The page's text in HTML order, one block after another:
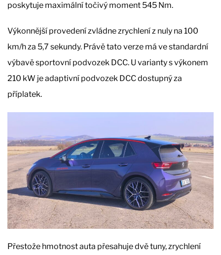
poskytuje maximální točivý moment 545 Nm.
Výkonnější provedení zvládne zrychlení z nuly na 100
km/h za 5,7 sekundy. Právě tato verze má ve standardní
výbavě sportovní podvozek DCC. U varianty s výkonem
210 kW je adaptivní podvozek DCC dostupný za
příplatek.
Přestože hmotnost auta přesahuje dvě tuny, zrychlení